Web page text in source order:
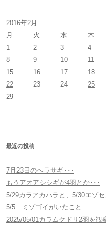
2016年2月
月
火 水 木
1 2 3 4
8
9 10 11
15
16 17 18
22
23 24 25
29
最近の投稿
7月23日のヘラサギ･･･
もうアオアシシギが4羽とか･･･
5/29カラアカハラと、5/30エゾ
5/5 ミゾゴイがいたこと
2025/05/01カラムクドリ2羽を観